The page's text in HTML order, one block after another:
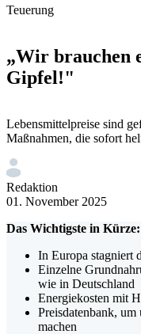
Teuerung
„Wir brauchen
Gipfel!"
Lebensmittelpreise sind
Maßnahmen, die sofort
Redaktion
01. November 2025
Das Wichtigste in Kürze:
In Europa stagniert
Einzelne
wie in Deutschland
Energiekosten mit
Preisdatenbank,
machen